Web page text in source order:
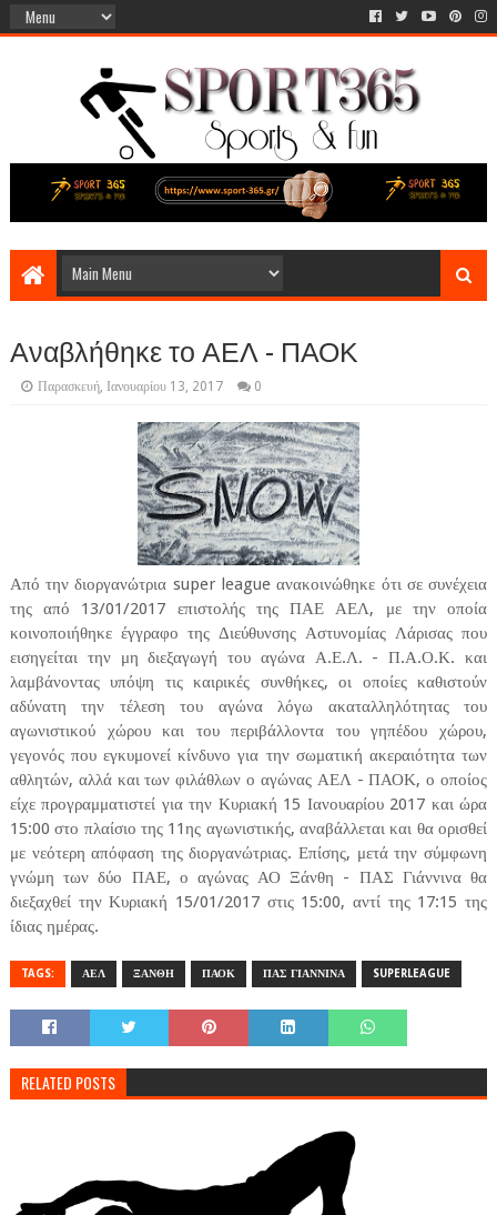
Αναβλήθηκε το ΑΕΛ - ΠΑΟΚ
Παρασκευή, Ιανουαρίου 13, 2017 0
Από την διοργανώτρια super league ανακοινώθηκε ότι σε συνέχεια
της από 13/01/2017 επιστολής της ΠΑΕ ΑΕΛ, με την οποία
κοινοποιήθηκε έγγραφο της Διεύθυνσης Αστυνομίας Λάρισας που
εισηγείται την μη διεξαγωγή του αγώνα Α.Ε.Λ. - Π.Α.Ο.Κ. και
λαμβάνοντας υπόψη τις καιρικές συνθήκες, οι οποίες καθιστούν
αδύνατη την τέλεση του αγώνα λόγω ακαταλληλότητας του
αγωνιστικού χώρου και του περιβάλλοντα του γηπέδου χώρου,
γεγονός που εγκυμονεί κίνδυνο για την σωματική ακεραιότητα των
αθλητών, αλλά και των φιλάθλων ο αγώνας ΑΕΛ - ΠΑΟΚ, ο οποίος
είχε προγραμματιστεί για την Κυριακή 15 Ιανουαρίου 2017 και ώρα
15:00 στο πλαίσιο της 11ης αγωνιστικής, αναβάλλεται και θα ορισθεί
με νεότερη απόφαση της διοργανώτριας. Επίσης, μετά την σύμφωνη
γνώμη των δύο ΠΑΕ, ο αγώνας ΑΟ Ξάνθη - ΠΑΣ Γιάννινα θα
διεξαχθεί την Κυριακή 15/01/2017 στις 15:00, αντί της 17:15 της
ίδιας ημέρας.
TAGS: ΑΕΛ ΞΑΝΘΗ ΠΑΟΚ ΠΑΣ ΓΙΑΝΝΙΝΑ SUPERLEAGUE
RELATED POSTS